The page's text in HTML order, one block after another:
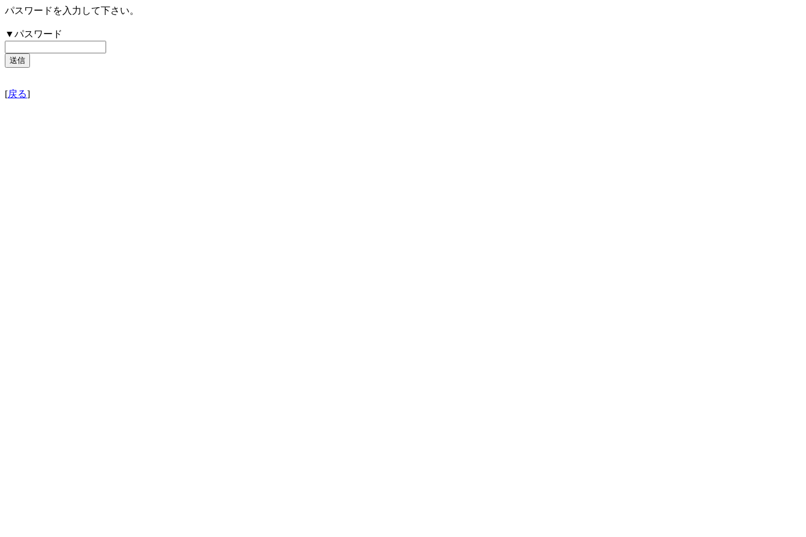
パスワードを入力して下さい。
▼パスワード
[戻る]